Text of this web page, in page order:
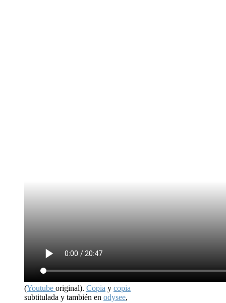
(Youtube original). Copia y copia
subtitulada y también en odysee,